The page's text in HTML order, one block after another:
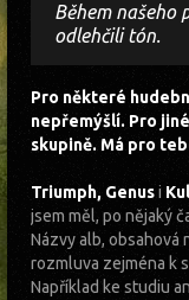
Během našeho
odlehčili tón.
Pro některé
nepřemýšlí. Pro
skupině. Má pro
Triumph, Genusi
jsem měl, po nějaký
Názvy alb,
rozmluva zejména k
Například ke studiu